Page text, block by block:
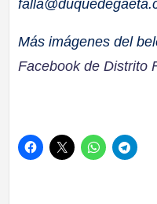
Más imágenes del
Facebook de Distrito